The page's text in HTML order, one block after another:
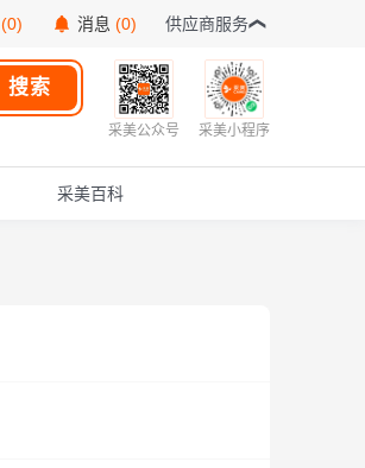
供应商服务
消息 (0)
(0)
搜索
采美公众号 采美小程序
采美百科